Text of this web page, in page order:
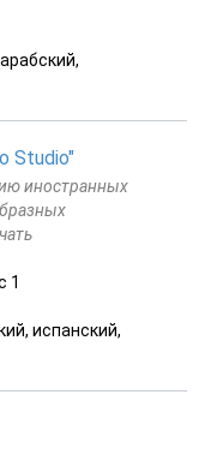
Studio"
иностранных
1
испанский,